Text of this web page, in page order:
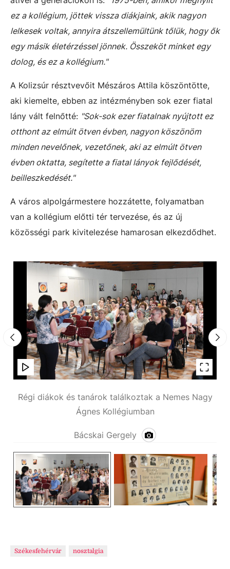
ez a kollégium, jöttek vissza diákjaink, akik nagyon
lelkesek voltak, annyira átszellemültünk tőlük, hogy ők
egy másik életérzéssel jönnek. Összeköt minket egy
dolog, és ez a kollégium."
A Kolizsúr résztvevőit Mészáros Attila köszöntötte,
aki kiemelte, ebben az intézményben sok ezer fiatal
lány vált felnőtté: "Sok-sok ezer fiatalnak nyújtott ez
otthont az elmúlt ötven évben, nagyon köszönöm
minden nevelőnek, vezetőnek, aki az elmúlt ötven
évben oktatta, segítette a fiatal lányok fejlődését,
beilleszkedését."
A város alpolgármestere hozzátette, folyamatban
van a kollégium előtti tér tervezése, és az új
közösségi park kivitelezése hamarosan elkezdődhet.
Régi diákok és tanárok találkoztak a Nemes Nagy
Ágnes Kollégiumban
Bácskai Gergely
Székesfehérvár nosztalgia